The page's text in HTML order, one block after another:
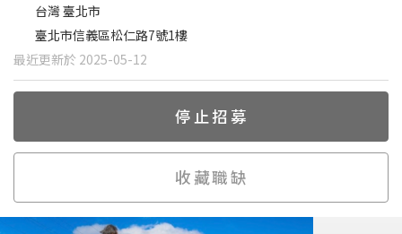
台灣 臺北市
臺北市信義區松仁路7號1樓
最近更新於 2025-05-12
停止招募
收藏職缺